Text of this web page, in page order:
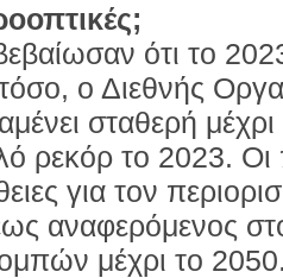
ότι το
ο Διεθνής
σταθερή
ρεκόρ το 2023. Οι
για τον
αναφερόμενος
μέχρι το